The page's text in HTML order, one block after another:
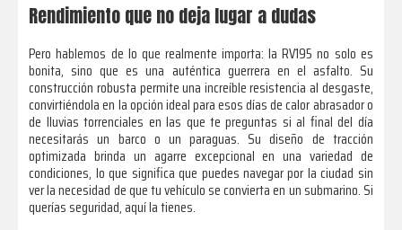
Rendimiento que no deja lugar a dudas
Pero hablemos de lo que realmente importa: la RV195 no solo es
bonita, sino que es una auténtica guerrera en el asfalto. Su
construcción robusta permite una increíble resistencia al desgaste,
convirtiéndola en la opción ideal para esos días de calor abrasador o
de lluvias torrenciales en las que te preguntas si al final del día
necesitarás un barco o un paraguas. Su diseño de tracción
optimizada brinda un agarre excepcional en una variedad de
condiciones, lo que significa que puedes navegar por la ciudad sin
ver la necesidad de que tu vehículo se convierta en un submarino. Si
querías seguridad, aquí la tienes.